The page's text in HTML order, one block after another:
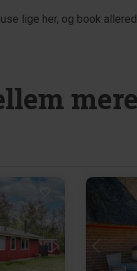
lige her, og book